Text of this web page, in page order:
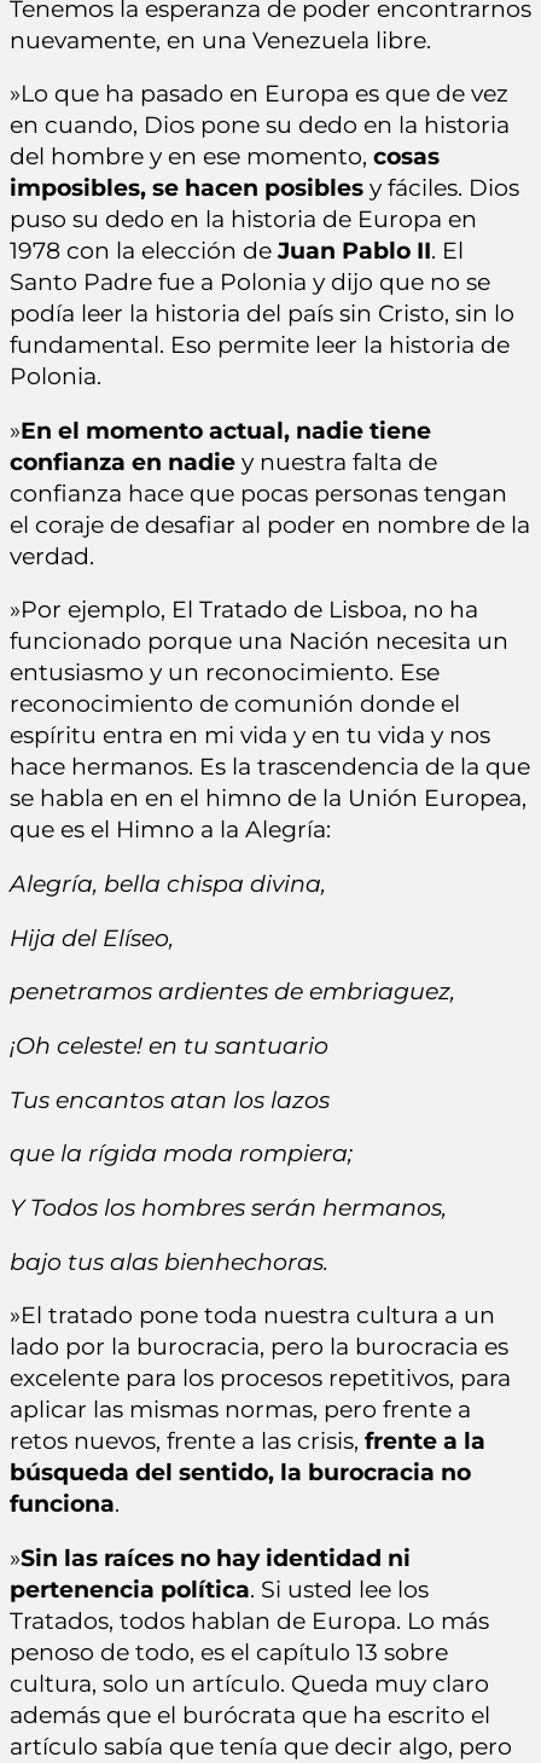
Tenemos la esperanza de poder encontrarnos
nuevamente, en una Venezuela libre.
»Lo que ha pasado en Europa es que de vez
en cuando, Dios pone su dedo en la historia
del hombre y en ese momento, cosas
imposibles, se hacen posibles y fáciles. Dios
puso su dedo en la historia de Europa en
1978 con la elección deJuan Pablo II. El
Santo Padre fue a Polonia y dijo que no se
podía leer la historia del país sin Cristo, sin lo
fundamental. Eso permite leer la historia de
Polonia.
»En el momento actual, nadie tiene
confianza en nadie y nuestra falta de
confianza hace que pocas personas tengan
el coraje de desafiar al poder en nombre de la
verdad.
»Por ejemplo, El Tratado de Lisboa, no ha
funcionado porque una Nación necesita un
entusiasmo y un reconocimiento. Ese
reconocimiento de comunión donde el
espíritu entra en mi vida y en tu vida y nos
hace hermanos. Es la trascendencia de la que
se habla en en el himno de la Unión Europea,
que es el Himno a la Alegría:
Alegría, bella chispa divina,
Hija del Elíseo,
penetramos ardientes de embriaguez,
¡Oh celeste! en tu santuario
Tus encantos atan los lazos
que la rígida moda rompiera;
Y Todos los hombres serán hermanos,
bajo tus alas bienhechoras.
»El tratado pone toda nuestra cultura a un
lado por la burocracia, pero la burocracia es
excelente para los procesos repetitivos, para
aplicar las mismas normas, pero frente a
retos nuevos, frente a las crisis, frente a la
búsqueda del sentido, la burocracia no
funciona.
»Sin las raíces no hay identidad ni
pertenencia política. Si usted lee los
Tratados, todos hablan de Europa. Lo más
penoso de todo, es el capítulo 13 sobre
cultura, solo un artículo. Queda muy claro
además que el burócrata que ha escrito el
artículo sabía que tenía que decir algo, pero